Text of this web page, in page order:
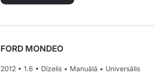
FORD MONDEO
2012 • 1.6 • Dīzelis • Manuālā • Universālis